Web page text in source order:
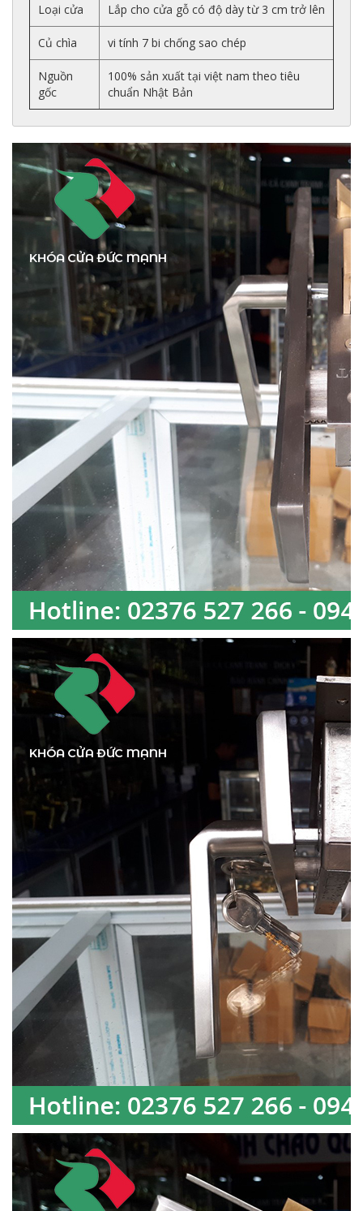
Loại cửa Lắp cho cửa gỗ có độ dày từ 3 cm trở lên
Củ chìa vi tính 7 bi chống sao chép
Nguồn
gốc
100% sản xuất tại việt nam theo tiêu
chuẩn Nhật Bản